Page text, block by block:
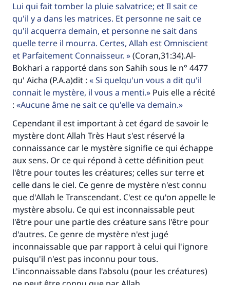
Lui qui fait tomber la pluie salvatrice; et Il sait ce
qu'il y a dans les matrices. Et personne ne sait ce
qu'il acquerra demain, et personne ne sait dans
quelle terre il mourra. Certes, Allah est Omniscient
et Parfaitement Connaisseur.
(Coran,31:34).Al-
Bokhari a rapporté dans son Sahih sous le n° 4477
qu' Aicha (P.A.a)dit :
Si quelqu'un vous a dit qu'il
connait le mystère, il vous a menti.
Puis elle a récité
: Aucune âme ne sait ce qu'elle va demain.
Cependant il est important à cet égard de savoir le
mystère dont Allah Très Haut s'est réservé la
connaissance car le mystère signifie ce qui échappe
aux sens. Or ce qui répond à cette définition peut
l'être pour toutes les créatures; celles sur terre et
celle dans le ciel. Ce genre de mystère n'est connu
que d'Allah le Transcendant. C'est ce qu'on appelle le
mystère absolu. Ce qui est inconnaissable peut
l'être pour une partie des créature sans l'être pour
d'autres. Ce genre de mystère n'est jugé
inconnaissable que par rapport à celui qui l'ignore
puisqu'il n'est pas inconnu pour tous.
L'inconnaissable dans l'absolu (pour les créatures)